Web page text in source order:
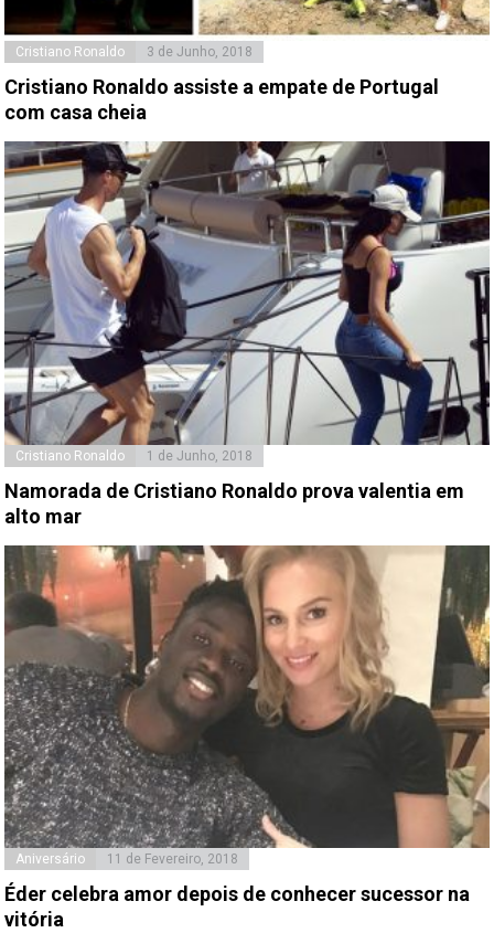
Cristiano Ronaldo 3 de Junho, 2018
Cristiano Ronaldo assiste a empate de Portugal
com casa cheia
Cristiano Ronaldo 1 de Junho, 2018
Namorada de Cristiano Ronaldo prova valentia em
alto mar
Aniversário 11 de Fevereiro, 2018
Éder celebra amor depois de conhecer sucessor na
vitória